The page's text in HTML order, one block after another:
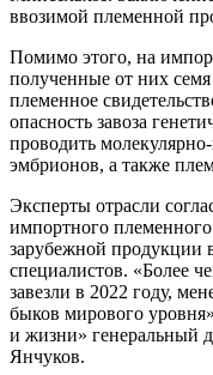
ввозимой племенной
Помимо этого, на
полученные от них
племенное
опасность завоза
проводить
эмбрионов, а также
Эксперты отрасли
импортного племенного
зарубежной продукции
специалистов. «Более
завезли в 2022 году,
быков мирового
и жизни» генеральный
Янчуков.